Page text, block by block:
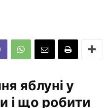
яблуні у
і що робити